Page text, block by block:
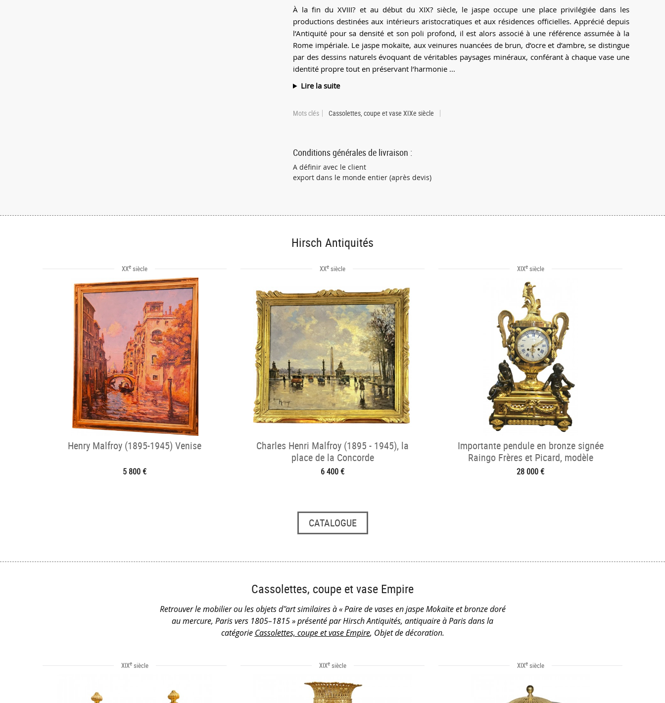
À la fin du XVIII? et au début du XIX? siècle, le jaspe occupe une place privilégiée dans les
productions destinées aux intérieurs aristocratiques et aux résidences officielles. Apprécié depuis
l’Antiquité pour sa densité et son poli profond, il est alors associé à une référence assumée à la
Rome impériale. Le jaspe mokaïte, aux veinures nuancées de brun, d’ocre et d’ambre, se distingue
par des dessins naturels évoquant de véritables paysages minéraux, conférant à chaque vase une
identité propre tout en préservant l’harmonie ...
Lire la suite
Mots clés Cassolettes, coupe et vase XIXe siècle
Conditions générales de livraison :
A définir avec le client
export dans le monde entier (après devis)
Hirsch Antiquités
XXe siècle
Henry Malfroy (1895-1945) Venise
5 800 €
XXe siècle
Charles Henri Malfroy (1895 - 1945), la
place de la Concorde
6 400 €
XIXesiècle
Importante pendule en bronze signée
Raingo Frères et Picard, modèle
d'Osmond
28 000 €
CATALOGUE
Cassolettes, coupe et vase Empire
Retrouver le mobilier ou les objets d''art similaires à « Paire de vases en jaspe Mokaïte et bronze doré
au mercure, Paris vers 1805–1815 » présenté par Hirsch Antiquités, antiquaire à Paris dans la
catégorie Cassolettes, coupe et vase Empire, Objet de décoration.
XIXesiècle XIXesiècle XIXesiècle